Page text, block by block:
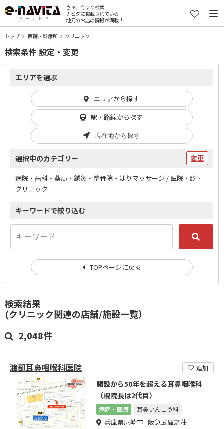
さぁ、今すぐ検索！
ナビタに掲載されている
地元のお店の情報が満載！
トップ 医院・診療所 クリニック
検索結果
(クリニック関連の店舗/施設一覧）
2,048件
渡部耳鼻咽喉科医院 追加
開設から50年を超える耳鼻咽喉科
（現院長は2代目）
病院・医療 耳鼻いんこう科
兵庫県尼崎市 阪急武庫之荘
検索条件 設定・変更
エリアを選ぶ
エリアから探す
駅・路線から探す
現在地から探す
選択中のカテゴリー 変更
病院・歯科・薬局・鍼灸・整骨院・はりマッサージ / 医院・診療所
クリニック
キーワードで絞り込む
TOPページに戻る